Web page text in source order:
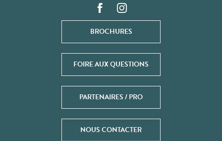
BROCHURES
FOIRE AUX QUESTIONS
PARTENAIRES / PRO
NOUS CONTACTER